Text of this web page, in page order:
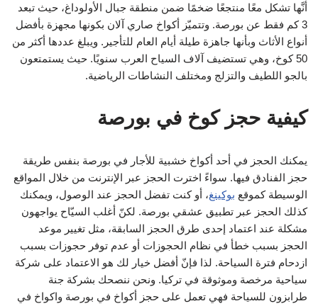
أنَّها تشكل معًا منتجعًا ضخمًا ضمن منطقة جبال الأولوداغ، حيث تبعد
3 كم فقط عن بورصة. وتتميّز أكواخ صاري آلان بكونها مجهزة بأفضل
أنواع الأثاث وبأنها جاهزة طيلة أيام العام للتأجير. ويبلغ عددها أكثر من
50 كوخ، وهي تستضيف آلاف السياح العرب سنويًا. حيث يستمتعون
بالجو اللطيف والتزلج ومختلف النشاطات الرياضية.
كيفية حجز كوخ في بورصة
يمكنك الحجز في أحد أكواخ خشبية للأجار في بورصة بنفس طريقة
حجز الفنادق فيها. سواءً اخترت الحجز عبر الإنترنت من خلال المواقع
الوسيطة كموقع بوكينغ، أو كنت تفضل الحجز عند الوصول، ويمكنك
كذلك الحجز عبر تطبيق عشقي بورصة. لكنّ أغلب السيّاح يواجهون
مشكلة عند اعتماد إحدى طرق الحجز السابقة، مثل تغيير موعد
الحجز بسبب خطأ في نظام الحجوزات أو عدم توفر حجوزات بسبب
ازدحام فترة السياحة. لذا فإنّ أفضل خيار لك هو الاعتماد على شركة
سياحية مرخصة وموثوقة في تركيا. ونحن ننصحك بشركة جنة
طرابزون للسياحة فهي تعمل على حجز أكواخ في بورصة واكواخ في